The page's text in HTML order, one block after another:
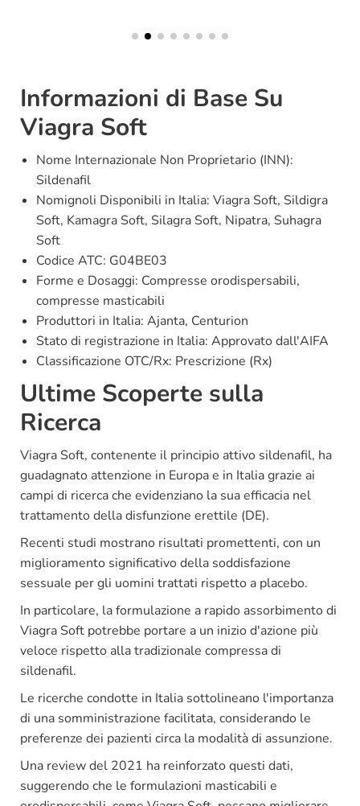
Informazioni di Base Su
Viagra Soft
Nome Internazionale Non Proprietario (INN):
Sildenafil
Nomignoli Disponibili in Italia: Viagra Soft, Sildigra
Soft, Kamagra Soft, Silagra Soft, Nipatra, Suhagra
Soft
Codice ATC: G04BE03
Forme e Dosaggi: Compresse orodispersabili,
compresse masticabili
Produttori in Italia: Ajanta, Centurion
Stato di registrazione in Italia: Approvato dall'AIFA
Classificazione OTC/Rx: Prescrizione (Rx)
Ultime Scoperte sulla
Ricerca
Viagra Soft, contenente il principio attivo sildenafil, ha
guadagnato attenzione in Europa e in Italia grazie ai
campi di ricerca che evidenziano la sua efficacia nel
trattamento della disfunzione erettile (DE).
Recenti studi mostrano risultati promettenti, con un
miglioramento significativo della soddisfazione
sessuale per gli uomini trattati rispetto a placebo.
In particolare, la formulazione a rapido assorbimento di
Viagra Soft potrebbe portare a un inizio d'azione più
veloce rispetto alla tradizionale compressa di
sildenafil.
Le ricerche condotte in Italia sottolineano l'importanza
di una somministrazione facilitata, considerando le
preferenze dei pazienti circa la modalità di assunzione.
Una review del 2021 ha reinforzato questi dati,
suggerendo che le formulazioni masticabili e